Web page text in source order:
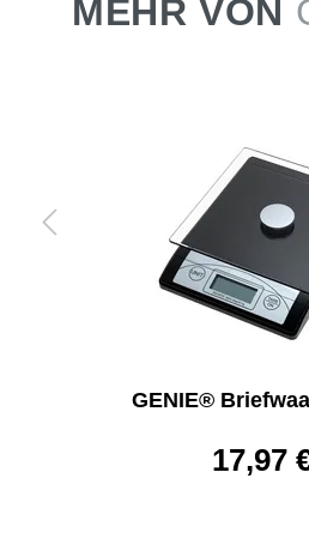
MEHR VON
GENIE®
17,97